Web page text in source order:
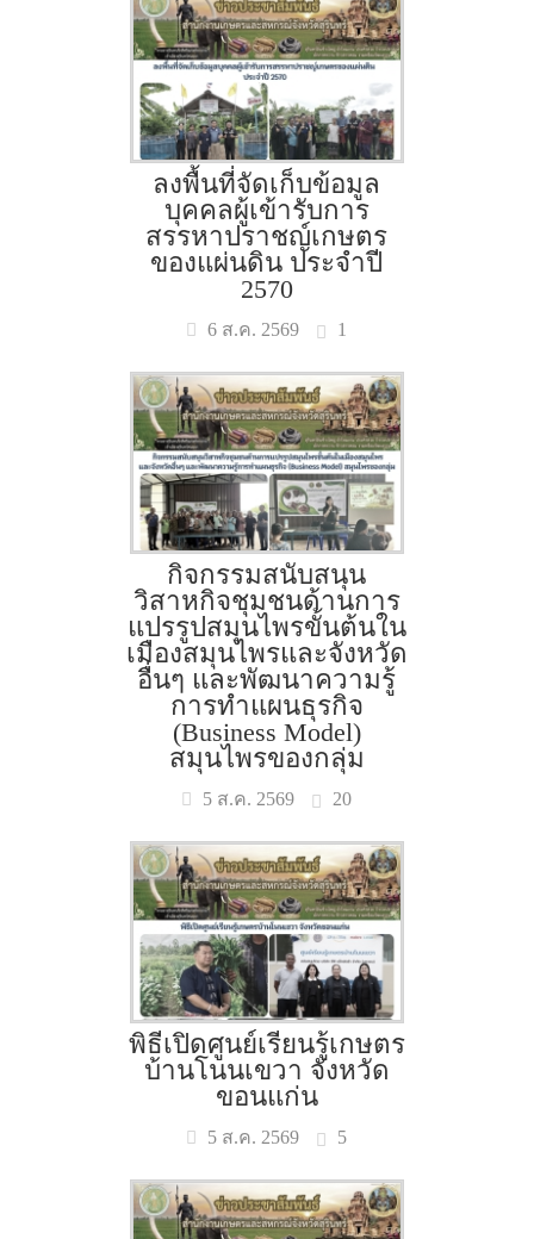
ลงพื้นที่จัดเก็บข้อมูล
บุคคลผู้เข้ารับการ
สรรหาปราชญ์เกษตร
ของแผ่นดิน ประจำปี
2570
6 ส.ค. 2569 1
กิจกรรมสนับสนุน
วิสาหกิจชุมชนด้านการ
แปรรูปสมุนไพรขั้นต้นใน
เมืองสมุนไพรและจังหวัด
อื่นๆ และพัฒนาความรู้
การทำแผนธุรกิจ
(Business Model)
สมุนไพรของกลุ่ม
5 ส.ค. 2569 20
พิธีเปิดศูนย์เรียนรู้เกษตร
บ้านโนนเขวา จังหวัด
ขอนแก่น
5 ส.ค. 2569 5